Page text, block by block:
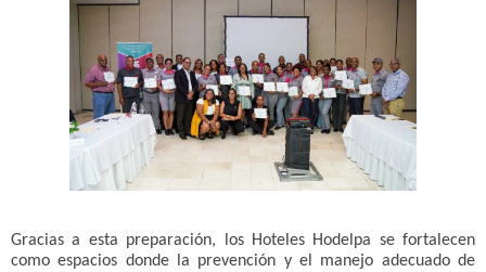
Gracias a esta preparación, los Hoteles Hodelpa se fortalecen
como espacios donde la prevención y el manejo adecuado de